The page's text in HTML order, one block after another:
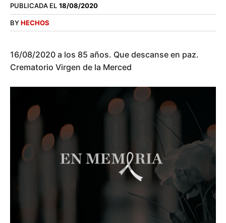
PUBLICADA EL 18/08/2020
BYHECHOS
16/08/2020 a los 85 años. Que descanse en paz.
Crematorio Virgen de la Merced